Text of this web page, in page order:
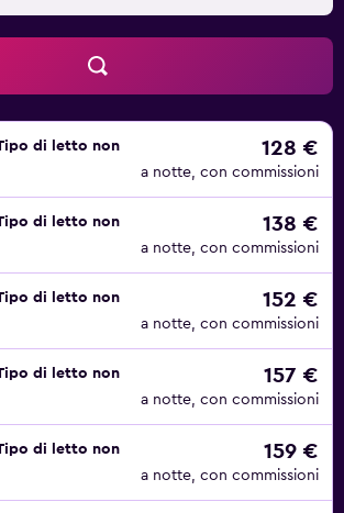
di seguito sono disponibili in loco o
che siano a pagamento.
di letto non
128 €
a notte, con commissioni
di letto non
138 €
a notte, con commissioni
di letto non
152 €
a notte, con commissioni
di letto non
157 €
a notte, con commissioni
di letto non
159 €
a notte, con commissioni